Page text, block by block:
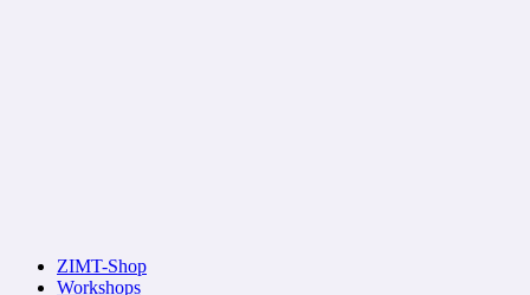
ZIMT-Shop
Workshops